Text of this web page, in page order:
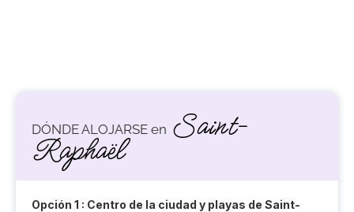
DÓNDE ALOJARSE en Saint-
Raphaël
Opción 1 : Centro de la ciudad y playas de Saint-